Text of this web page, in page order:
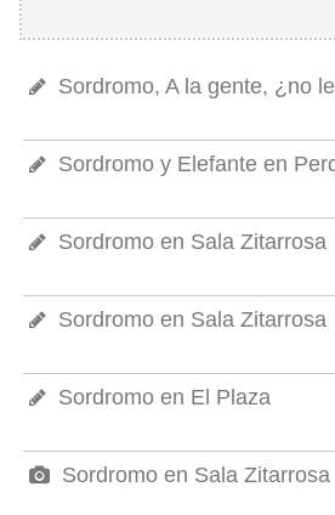
Sordromo, A la gente, ¿no
Sordromo y Elefante en
Sordromo en Sala Zitarrosa
Sordromo en Sala Zitarrosa
Sordromo en El Plaza
Sordromo en Sala Zitarrosa